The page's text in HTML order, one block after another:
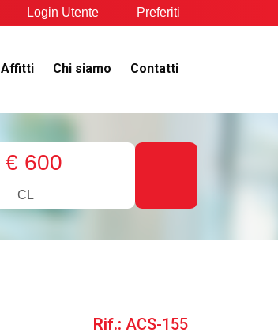
Login Utente Preferiti
Affitti Chi siamo Contatti
€ 600
CL
Rif.: ACS-155